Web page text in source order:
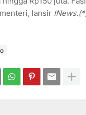
lansir